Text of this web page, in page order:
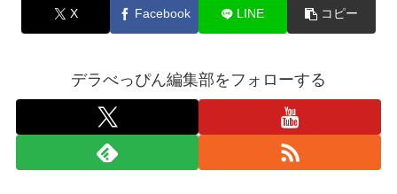
X Facebook LINE コピー
デラべっぴん編集部をフォローする